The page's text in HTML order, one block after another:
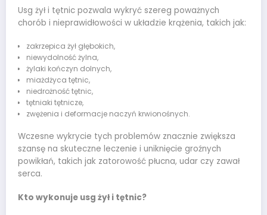
Usg żył i tętnic pozwala wykryć szereg poważnych
chorób i nieprawidłowości w układzie krążenia, takich jak:
zakrzepica żył głębokich,
niewydolność żylna,
żylaki kończyn dolnych,
miażdżyca tętnic,
niedrożność tętnic,
tętniaki tętnicze,
zwężenia i deformacje naczyń krwionośnych.
Wczesne wykrycie tych problemów znacznie zwiększa
szansę na skuteczne leczenie i uniknięcie groźnych
powikłań, takich jak zatorowość płucna, udar czy zawał
serca.
Kto wykonuje usg żył i tętnic?